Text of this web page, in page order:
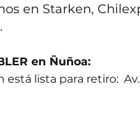
en Starken,
en Ñuñoa:
lista para retiro: